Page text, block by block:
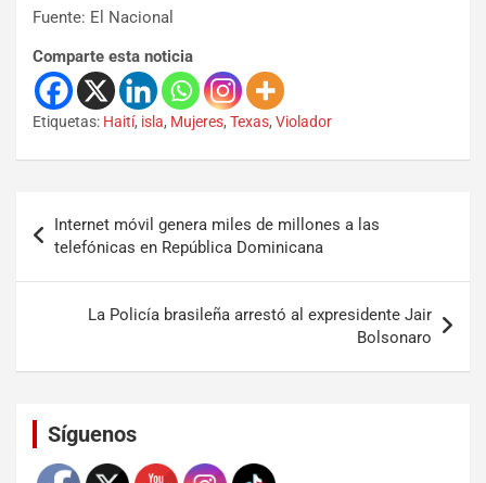
Fuente: El Nacional
Comparte esta noticia
Etiquetas: Haití, isla, Mujeres, Texas, Violador
Internet móvil genera miles de millones a las
telefónicas en República Dominicana
La Policía brasileña arrestó al expresidente Jair
Bolsonaro
Síguenos